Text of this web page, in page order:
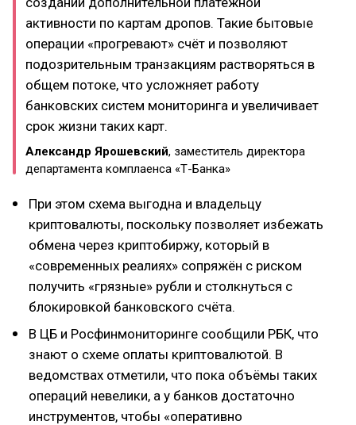
активности по картам дропов. Такие бытовые
операции «прогревают» счёт и позволяют
подозрительным транзакциям растворяться в
общем потоке, что усложняет работу
банковских систем мониторинга и увеличивает
срок жизни таких карт.
Александр Ярошевский, заместитель директора
департамента комплаенса «Т-Банка»
При этом схема выгодна и владельцу
криптовалюты, поскольку позволяет избежать
обмена через криптобиржу, который в
«современных реалиях» сопряжён с риском
получить «грязные» рубли и столкнуться с
блокировкой банковского счёта.
В ЦБ и Росфинмониторинге сообщили РБК, что
знают о схеме оплаты криптовалютой. В
ведомствах отметили, что пока объёмы таких
операций невелики, а у банков достаточно
инструментов, чтобы «оперативно